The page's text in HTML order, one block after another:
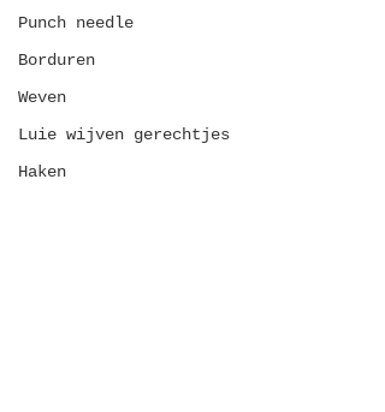
Punch needle
Borduren
Weven
Luie wijven gerechtjes
Haken